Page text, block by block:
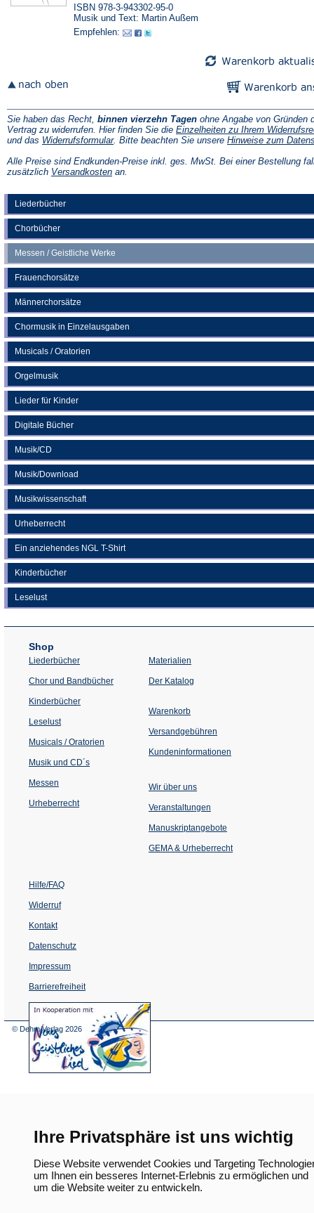
Ihre Privatsphäre ist uns wichtig
Diese Website verwendet Cookies und Targeting
um Ihnen ein besseres Internet-Erlebnis zu ermöglichen und
um die Website weiter zu entwickeln.
Liederbücher
Chorbücher
Messen / Geistliche Werke
Frauenchorsätze
Männerchorsätze
Chormusik in Einzelausgaben
Musicals / Oratorien
Orgelmusik
Lieder für Kinder
Digitale Bücher
Musik/CD
Musik/Download
Musikwissenschaft
Urheberrecht
Ein anziehendes NGL T-Shirt
Kinderbücher
Leselust
ISBN 978-3-943302-95-0
Musik und Text: Martin Außem
Empfehlen:
Sie haben das Recht, binnen vierzehn Tagen ohne Angabe von Gründen
Vertrag zu widerrufen. Hier finden Sie die Einzelheiten zu Ihrem
und das Widerrufsformular(Öffnet
einem
neuen
. Bitte beachten Sie unsere Hinweise zum
Alle Preise sind Endkunden-Preise inkl. ges. MwSt. Bei einer Bestellung
zusätzlich Versandkosten(Öffnet
an.
Shop
Liederbücher
Chor und Bandbücher
Kinderbücher
Leselust
Musicals / Oratorien
Musik und CD´s
Messen
Urheberrecht
Materialien
Der Katalog
Warenkorb
Versandgebühren
Kundeninformationen
Wir über uns
Veranstaltungen
einem
Tab)
Manuskriptangebote
GEMA & Urheberrecht
Hilfe/FAQ
Widerruf
Kontakt
Datenschutz
Impressum
Barrierefreiheit
(Öffnet
in
© Dehm Verlag 2026